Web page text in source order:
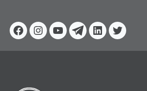
Facebook
Instagram
YoutubeTelegram
Linkedin
Twitter